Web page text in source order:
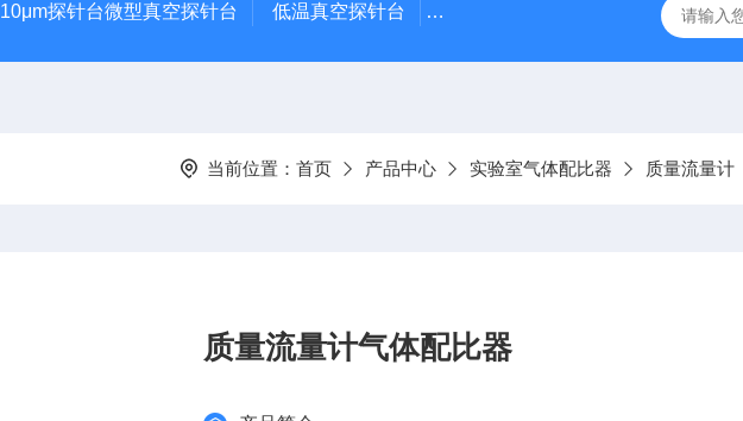
10μm探针台微型真空探针台 低温真空探针台 小型蒸镀仪 定制不锈钢真空腔体
当前位置： 首页 产品中心 实验室气体配比器 质量流量计
质量流量计气体配比器